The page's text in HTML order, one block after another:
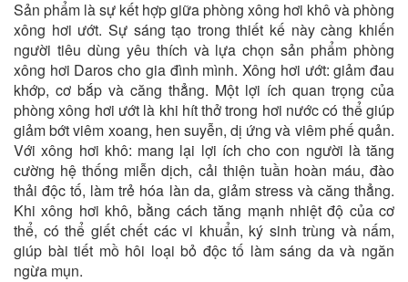
Sản phẩm là sự kết hợp giữa phòng xông hơi khô và phòng
xông hơi ướt. Sự sáng tạo trong thiết kế này càng khiến
người tiêu dùng yêu thích và lựa chọn sản phẩm phòng
xông hơi Daros cho gia đình mình. Xông hơi ướt: giảm đau
khớp, cơ bắp và căng thẳng. Một lợi ích quan trọng của
phòng xông hơi ướt là khi hít thở trong hơi nước có thể giúp
giảm bớt viêm xoang, hen suyễn, dị ứng và viêm phế quản.
Với xông hơi khô: mang lại lợi ích cho con người là tăng
cường hệ thống miễn dịch, cải thiện tuần hoàn máu, đào
thải độc tố, làm trẻ hóa làn da, giảm stress và căng thẳng.
Khi xông hơi khô, bằng cách tăng mạnh nhiệt độ của cơ
thể, có thể giết chết các vi khuẩn, ký sinh trùng và nấm,
giúp bài tiết mồ hôi loại bỏ độc tố làm sáng da và ngăn
ngừa mụn.